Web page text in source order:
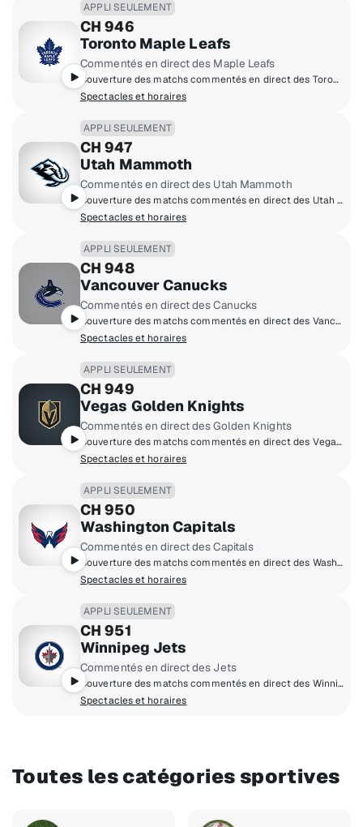
APPLI SEULEMENT
CH 946
Toronto Maple Leafs
Commentés en direct des Maple Leafs
Couverture des matchs commentés en direct des Toronto Maple Leafs à domicile.
Spectacles et horaires
APPLI SEULEMENT
CH 947
Utah Mammoth
Commentés en direct des Utah Mammoth
Couverture des matchs commentés en direct des Utah Mammoth à domicile.
Spectacles et horaires
APPLI SEULEMENT
CH 948
Vancouver Canucks
Commentés en direct des Canucks
Couverture des matchs commentés en direct des Vancouver Canucks à domicile.
Spectacles et horaires
APPLI SEULEMENT
CH 949
Vegas Golden Knights
Commentés en direct des Golden Knights
Couverture des matchs commentés en direct des Vegas Golden Knights à domicile.
Spectacles et horaires
APPLI SEULEMENT
CH 950
Washington Capitals
Commentés en direct des Capitals
Couverture des matchs commentés en direct des Washington Capitals à domicile.
Spectacles et horaires
APPLI SEULEMENT
CH 951
Winnipeg Jets
Commentés en direct des Jets
Couverture des matchs commentés en direct des Winnipeg Jets à domicile.
Spectacles et horaires
Toutes les catégories sportives